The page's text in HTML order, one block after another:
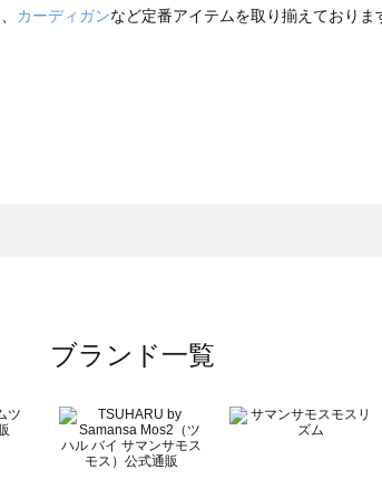
、 カーディガンなど定番アイテムを取り揃えておりま
ブランド一覧